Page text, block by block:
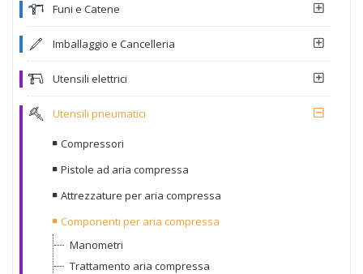
Funi e Catene
Imballaggio e Cancelleria
Utensili elettrici
Utensili pneumatici
Compressori
Pistole ad aria compressa
Attrezzature per aria compressa
Componenti per aria compressa
Manometri
Trattamento aria compressa